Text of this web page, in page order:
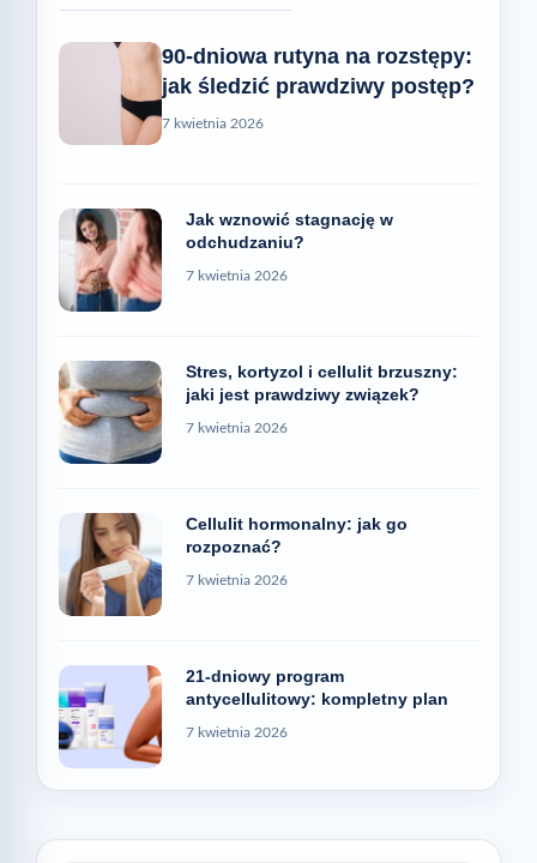
90-dniowa rutyna na rozstępy:
jak śledzić prawdziwy postęp?
7 kwietnia 2026
Jak wznowić stagnację w
odchudzaniu?
7 kwietnia 2026
Stres, kortyzol i cellulit brzuszny:
jaki jest prawdziwy związek?
7 kwietnia 2026
Cellulit hormonalny: jak go
rozpoznać?
7 kwietnia 2026
21-dniowy program
antycellulitowy: kompletny plan
7 kwietnia 2026